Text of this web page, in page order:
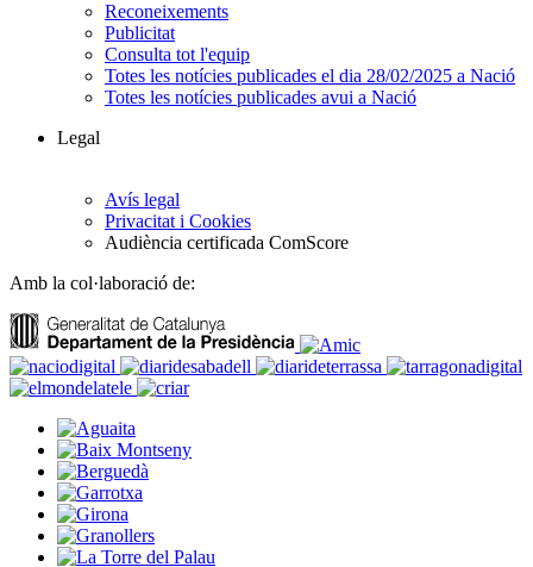
Reconeixements
Publicitat
Consulta tot l'equip
Totes les notícies publicades el dia 28/02/2025 a Nació
Totes les notícies publicades avui a Nació
Legal
Avís legal
Privacitat i Cookies
Audiència certificada ComScore
Amb la col·laboració de: